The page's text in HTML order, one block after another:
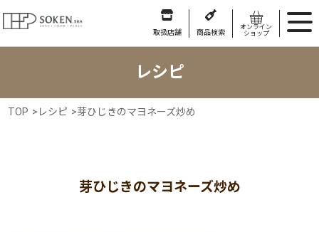
取扱店舗 商品検索
オンライン
ショップ
レシピ
TOP > レシピ >芽ひじきのマヨネーズ炒め
芽ひじきのマヨネーズ炒め